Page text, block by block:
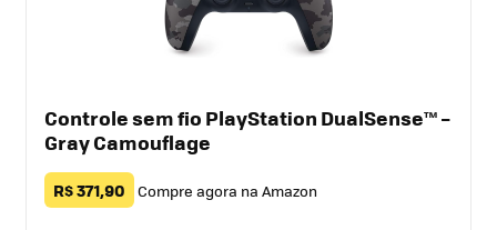
Controle sem fio PlayStation DualSense™ –
Gray Camouflage
R$ 371,90 Compre agora na Amazon